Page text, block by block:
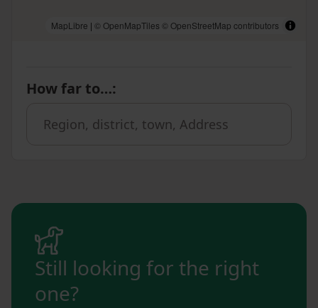
MapLibre | © OpenMapTiles © OpenStreetMap contributors
How far to…:
Still looking for the right
one?